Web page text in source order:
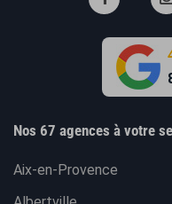
Nos 67 agences à votre
Aix-en-Provence